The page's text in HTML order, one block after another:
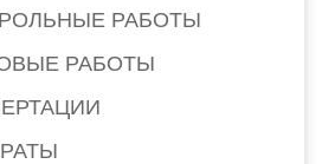
РАБОТЫ
РАБОТЫ